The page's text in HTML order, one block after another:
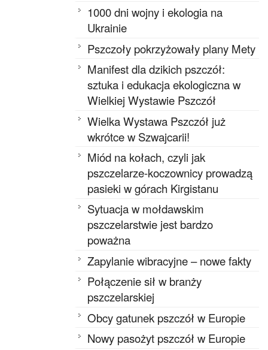
1000 dni wojny i ekologia na
Ukrainie
Pszczoły pokrzyżowały plany Mety
Manifest dla dzikich pszczół:
sztuka i edukacja ekologiczna w
Wielkiej Wystawie Pszczół
Wielka Wystawa Pszczół już
wkrótce w Szwajcarii!
Miód na kołach, czyli jak
pszczelarze-koczownicy prowadzą
pasieki w górach Kirgistanu
Sytuacja w mołdawskim
pszczelarstwie jest bardzo
poważna
Zapylanie wibracyjne – nowe fakty
Połączenie sił w branży
pszczelarskiej
Obcy gatunek pszczół w Europie
Nowy pasożyt pszczół w Europie